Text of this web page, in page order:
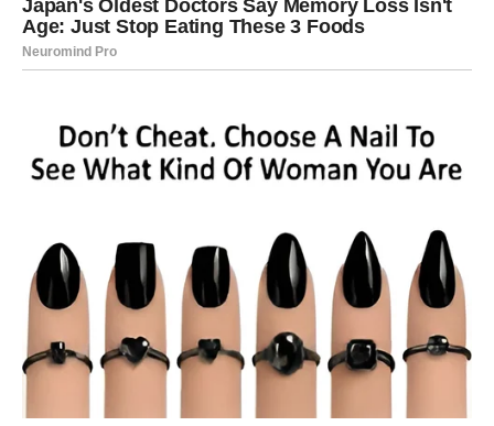
Priprema povrća
U tiganju zagrejte malo maslinovog ulja.